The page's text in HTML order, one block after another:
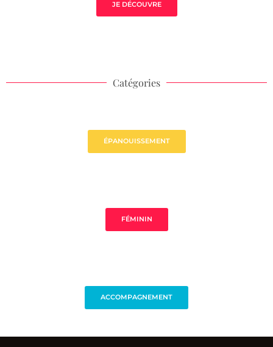
JE DÉCOUVRE
Catégories
ÉPANOUISSEMENT
FÉMININ
ACCOMPAGNEMENT